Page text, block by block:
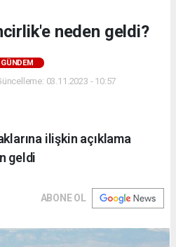
neden geldi?
GÜNDEM
03.11.2023 - 10:57
ilişkin açıklama
geldi
ABONE OL